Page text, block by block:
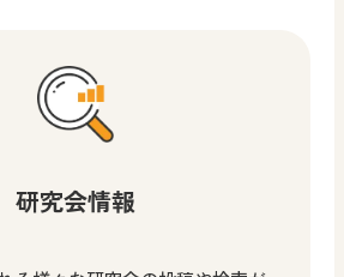
研究会情報